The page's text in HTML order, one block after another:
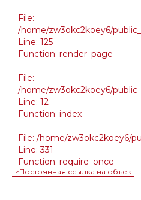
File:
/home/zw3okc2koey6/
Line: 125
Function: render_page
File:
/home/zw3okc2koey6/
Line: 12
Function: index
File: /home/zw3okc2koey6/
Line: 331
Function: require_once
">Постоянная ссылка на объект